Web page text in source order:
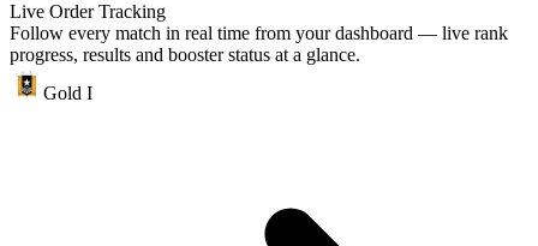
Live Order Tracking
Follow every match in real time from your dashboard — live rank
progress, results and booster status at a glance.
Gold I